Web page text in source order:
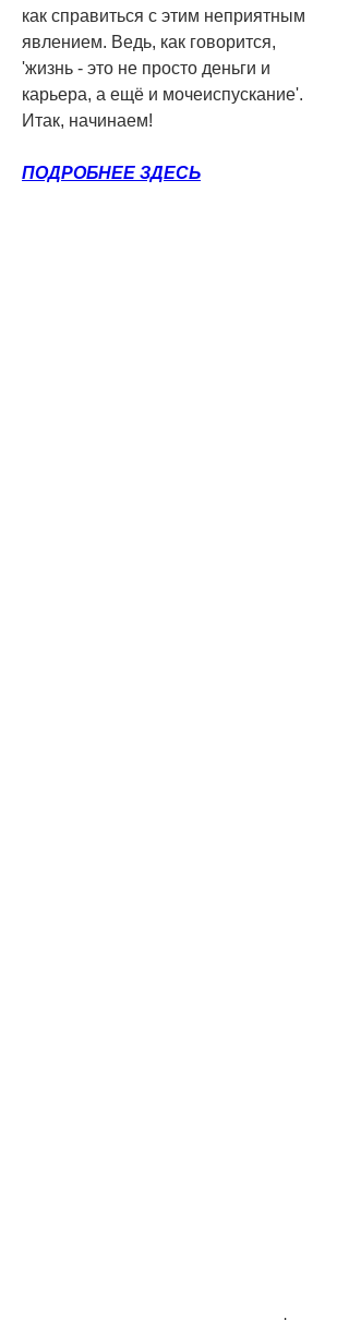
как справиться с этим неприятным
явлением. Ведь, как говорится,
'жизнь - это не просто деньги и
карьера, а ещё и мочеиспускание'.
Итак, начинаем!
ПОДРОБНЕЕ ЗДЕСЬ